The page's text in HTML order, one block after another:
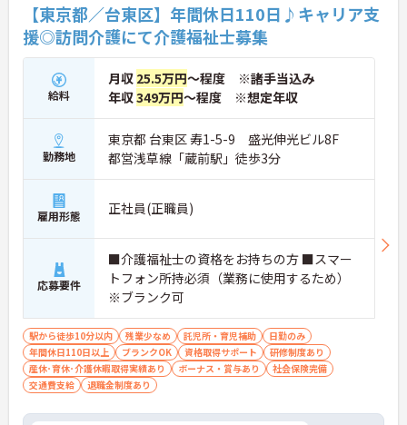
【東京都／台東区】年間休日110日♪キャリア支
援◎訪問介護にて介護福祉士募集
給料
月収 25.5万円～程度 ※諸手当込み
年収349万円～程度 ※想定年収
勤務地
東京都 台東区 寿1-5-9 盛光伸光ビル8F
都営浅草線「蔵前駅」徒歩3分
雇用形態 正社員(正職員)
応募要件
■介護福祉士の資格をお持ちの方 ■スマー
トフォン所持必須（業務に使用するため）
※ブランク可
駅から徒歩10分以内 残業少なめ 託児所・育児補助
日勤のみ
年間休日110日以上
ブランクOK 資格取得サポート
研修制度あり
産休･育休･介護休暇取得実績あり
ボーナス・賞与あり
社会保険完備
交通費支給
退職金制度あり